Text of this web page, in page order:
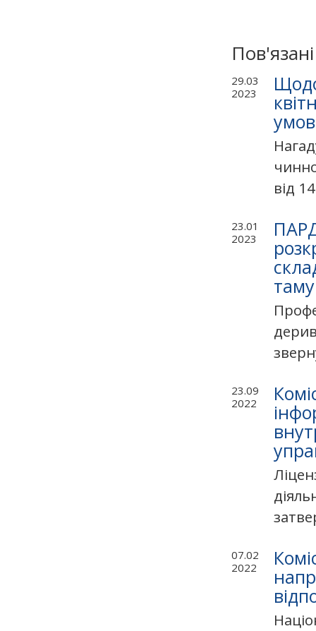
29.03
2023
умов
від
23.01
2023
23.09
2022
07.02
2022